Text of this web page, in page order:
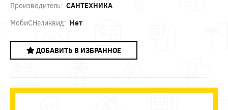
Производитель: САНТЕХНИКА
МобиСНеликвид: Нет
ДОБАВИТЬ В ИЗБРАННОЕ